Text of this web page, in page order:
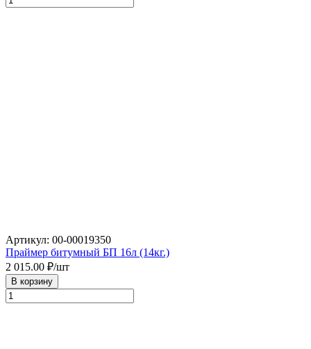
Артикул: 00-00019350
Праймер битумный БП 16л (14кг.)
2 015.00 ₽/шт
В корзину